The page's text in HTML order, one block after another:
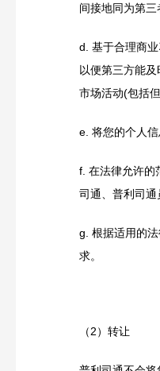
间接地同为第
d. 基于合理商
以便第三方能
市场活动(包括
e. 将您的个人
f. 在法律允许的
司通、普利司
g. 根据适用的
求。
（2）转让